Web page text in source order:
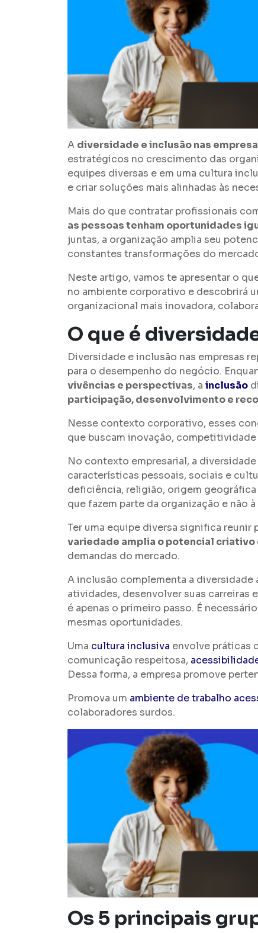
A diversidade e inclusão nas
estratégicos no crescimento das
equipes diversas e em uma cultura
e criar soluções mais alinhadas às
Mais do que contratar profissionais
as pessoas tenham oportunidades
juntas, a organização amplia seu
constantes transformações do
Neste artigo, vamos te apresentar o
no ambiente corporativo e descobrirá
organizacional mais inovadora,
O que é
Diversidade e inclusão nas empresas
para o desempenho do negócio.
vivências e perspectivas, a inclusão
participação, desenvolvimento e
Nesse contexto corporativo, esses
que buscam inovação,
No contexto empresarial, a
características pessoais, sociais e
deficiência, religião, origem
que fazem parte da organização e não
Ter uma equipe diversa significa
variedade amplia o potencial criativo
demandas do mercado.
A inclusão complementa a
atividades, desenvolver suas carreiras
é apenas o primeiro passo. É
mesmas oportunidades.
Uma cultura inclusiva envolve práticas
comunicação respeitosa,
Dessa forma, a empresa promove
Promova um ambiente de trabalho
colaboradores surdos.
Os 5 principais